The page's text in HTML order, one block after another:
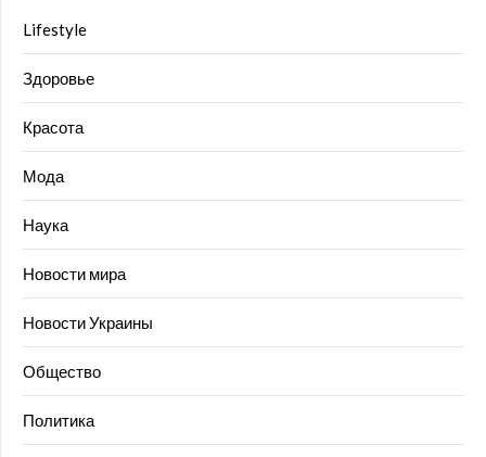
Lifestyle
Здоровье
Красота
Мода
Наука
Новости мира
Новости Украины
Общество
Политика